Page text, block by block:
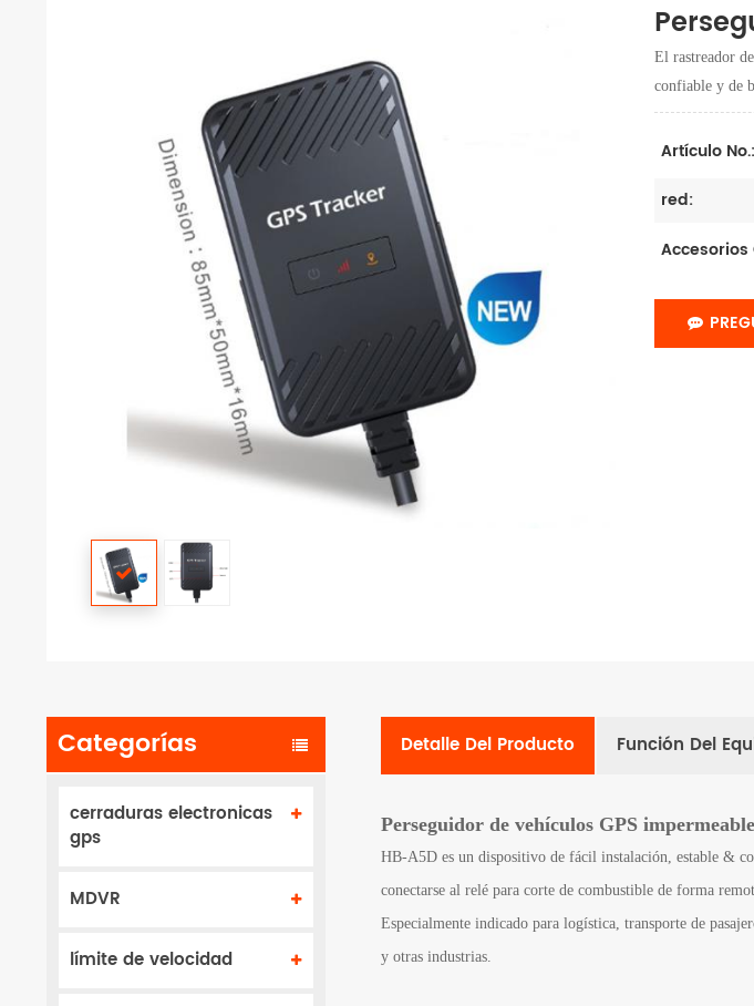
El rastreador
confiable y de
Artículo No.:
red:
Categorías
cerraduras electronicas
gps
MDVR
límite de velocidad
Detalle Del Producto Función Del
Perseguidor de vehículos GPS
HB-A5D es un dispositivo de fácil instalación, estable &
conectarse al relé para corte de combustible de forma
Especialmente indicado para logística, transporte de
y otras industrias.